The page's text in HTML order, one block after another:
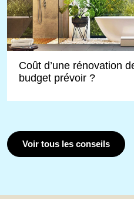
Coût d’une rénovation
budget prévoir ?
Voir tous les conseils